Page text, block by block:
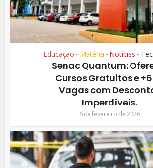
Educação • Matéria • Notícias •
Senac Quantum:
Cursos Gratuitos e
Vagas com
Imperdíveis.
6 de fevereiro de 2026